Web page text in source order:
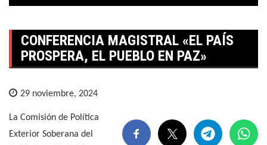
CONFERENCIA MAGISTRAL «EL PAÍS
PROSPERA, EL PUEBLO EN PAZ»
29 noviembre, 2024
La Comisión de Política
Exterior Soberana del